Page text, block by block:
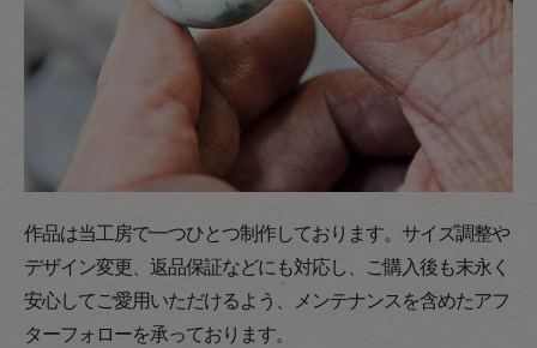
作品は当工房で一つひとつ制作しております。サイズ調整や
デザイン変更、返品保証などにも対応し、ご購入後も末永く
安心してご愛用いただけるよう、メンテナンスを含めたアフ
ターフォローを承っております。